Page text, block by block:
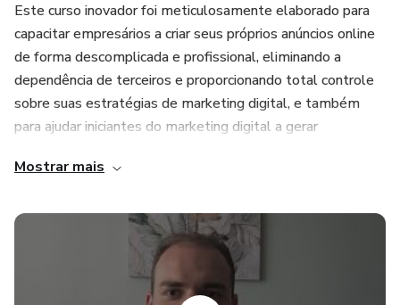
Este curso inovador foi meticulosamente elaborado para
capacitar empresários a criar seus próprios anúncios online
de forma descomplicada e profissional, eliminando a
dependência de terceiros e proporcionando total controle
sobre suas estratégias de marketing digital, e também
para ajudar iniciantes do marketing digital a gerar
ao ponto.
O treinamento "Fórmula do Tráfego PRO" é muito mais do
que apenas um curso; é uma jornada transformadora que
desvenda os segredos do tráfego online. Desde os
princípios básicos até técnicas avançadas, os participantes
Mostrar mais